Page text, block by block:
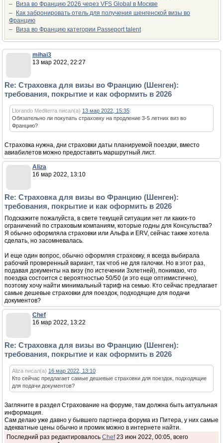
–
Виза во Францию 2026 через VFS Global в Москве
–
Как забронировать отель для получения шенгенской визы во
Францию
–
Виза во Францию категории Passeport talent
mihai3
13 мар 2022, 22:27
Re: Страховка для визы во Францию (Шенген):
требования, покрытие и как оформить в 2026
Llorando Mediterra писал(а) 13 мар 2022, 15:35:
Обязательно ли покупать страховку на продление 3-5 летних виз во
Францию?
Страховка нужна, дни страховки даты планируемой поездки, вместо
авиабилетов можно предоставить маршрутный лист.
Aliza
16 мар 2022, 13:10
Re: Страховка для визы во Францию (Шенген):
требования, покрытие и как оформить в 2026
Подскажите пожалуйста, в свете текущей ситуации нет ли каких-то
ограничений по страховым компаниям, которые годны для Консульства?
Я обычно оформляла страховки или Альфа и ERV, сейчас также хотела
сделать, но засомневалась.
И еще один вопрос, обычно оформляя страховку, я всегда выбирала
рабочий проверенный вариант, так чтоб не для галочки. Но в этот раз,
подавая документы на визу (по истечении 3хлетней), понимаю, что
поездка состоится с вероятностью 50/50 (и это еще оптимистично),
поэтому хочу найти минимальный тариф на семью. Кто сейчас предлагает
самые дешевые страховки для поездок, подходящие для подачи
документов?
Chef
16 мар 2022, 13:22
Re: Страховка для визы во Францию (Шенген):
требования, покрытие и как оформить в 2026
Aliza писал(а) 16 мар 2022, 13:10:
Кто сейчас предлагает самые дешевые страховки для поездок, подходящие
для подачи документов?
Загляните в раздел Страхование на форуме, там должна быть актуальная
информация.
Сам делаю уже давно у бывшего партнера форума из Питера, у них самые
адекватные цены обычно и промик можно в интернете найти.
Последний раз редактировалось Chef23 июн 2022, 00:05, всего